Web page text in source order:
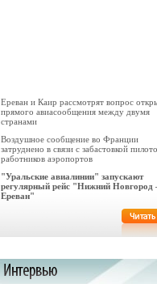
Ереван и Каир рассмотрят вопрос
прямого авиасообщения между двумя
странами
Воздушное сообщение во Франции
затруднено в связи с забастовкой
работников аэропортов
"Уральские авиалинии" запускают
регулярный рейс "Нижний Новгород
Ереван"